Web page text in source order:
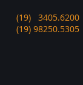
(19) 3405.6200
(19) 98250.5305